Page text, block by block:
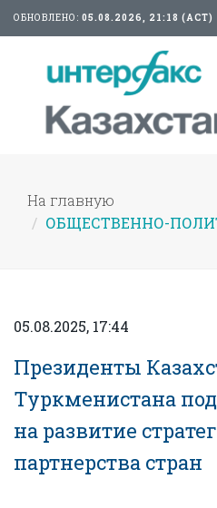
ОБНОВЛЕНО: 05.08.2026, 21:18 (АСТ)
На главную
ОБЩЕСТВЕННО-
05.08.2025, 17:44
Президенты
Туркменистана
на развитие
партнерства стран